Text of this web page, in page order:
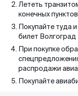
Лететь
конечных
Покупайте туда
билет Волгоград
При покупке
распродажи
Покупайте